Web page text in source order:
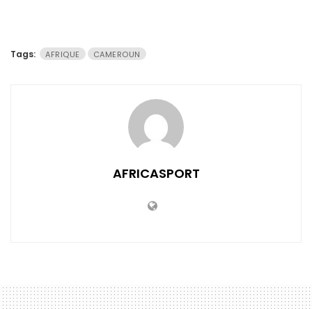
Tags: AFRIQUE CAMEROUN
AFRICASPORT